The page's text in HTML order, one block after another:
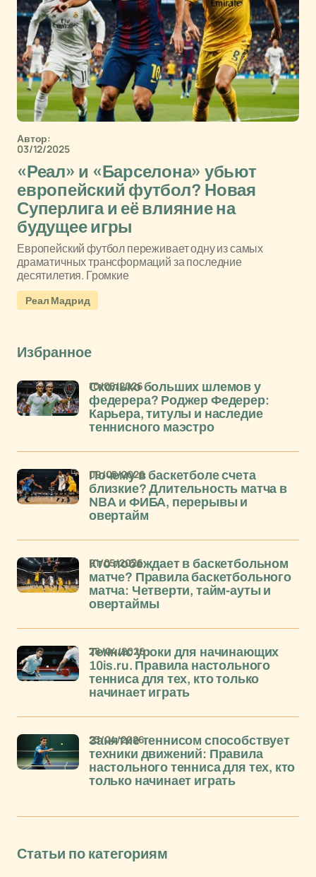
Автор:
03/12/2025
«Реал» и «Барселона» убьют
европейский футбол? Новая
Суперлига и её влияние на
будущее игры
Европейский футбол переживает одну из самых
драматичных трансформаций за последние
десятилетия. Громкие
Реал Мадрид
Избранное
Сколько больших шлемов у
федерера? Роджер Федерер:
Карьера, титулы и наследие
теннисного маэстро
10/05/2026
Почему в баскетболе счета
близкие? Длительность матча в
NBA и ФИБА, перерывы и
овертайм
09/05/2026
Кто побеждает в баскетбольном
матче? Правила баскетбольного
матча: Четверти, тайм-ауты и
овертаймы
01/05/2026
Теннис уроки для начинающих
10is.ru. Правила настольного
тенниса для тех, кто только
начинает играть
28/04/2026
Занятие теннисом способствует
техники движений: Правила
настольного тенниса для тех, кто
только начинает играть
23/04/2026
Статьи по категориям